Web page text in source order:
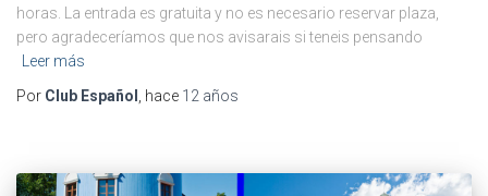
horas. La entrada es gratuita y no es necesario reservar plaza,
pero agradeceríamos que nos avisarais si teneis pensando
Leer más
Por Club Español , hace 12 años